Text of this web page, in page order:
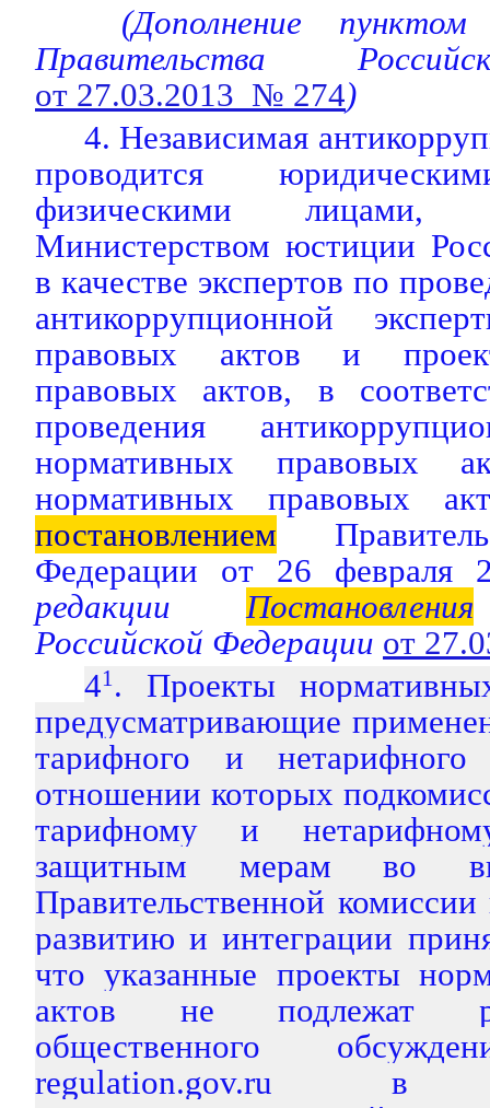
(Дополнение
Правительства
от 27.03.2013 № 274)
4. Независимая
проводится
физическими лицами,
Министерством юстиции
в качестве экспертов по
антикоррупционной
правовых актов и
правовых актов, в
проведения
нормативных правовых
нормативных правовых
постановлением
Федерации от 26
редакцииПостановления
Российской Федерации от
41 . Проекты
предусматривающие
тарифного и нетарифного
отношении которых
тарифному и
защитным мерам во
Правительственной
развитию и интеграции
что указанные проекты
актов не подлежат
общественного
regulation.gov.ru в